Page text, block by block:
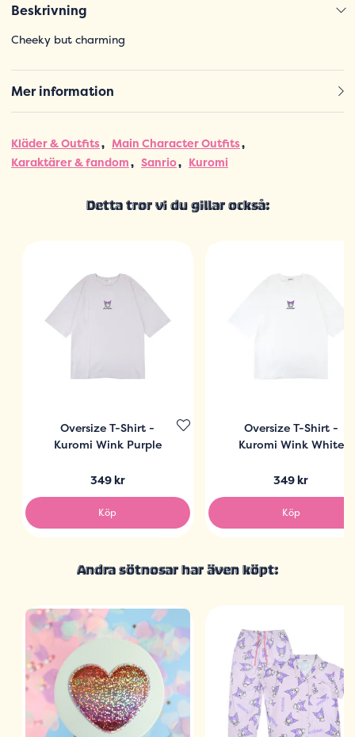
Beskrivning
Cheeky but charming
Mer information
Kläder & Outfits
Main Character Outfits
Karaktärer & fandom
Sanrio Kuromi
Detta tror vi du gillar också:
Oversize T-Shirt -
Kuromi Wink Purple
349 kr
Köp
Oversize T-Shirt -
Kuromi Wink White
349 kr
Köp
Andra sötnosar har även köpt: